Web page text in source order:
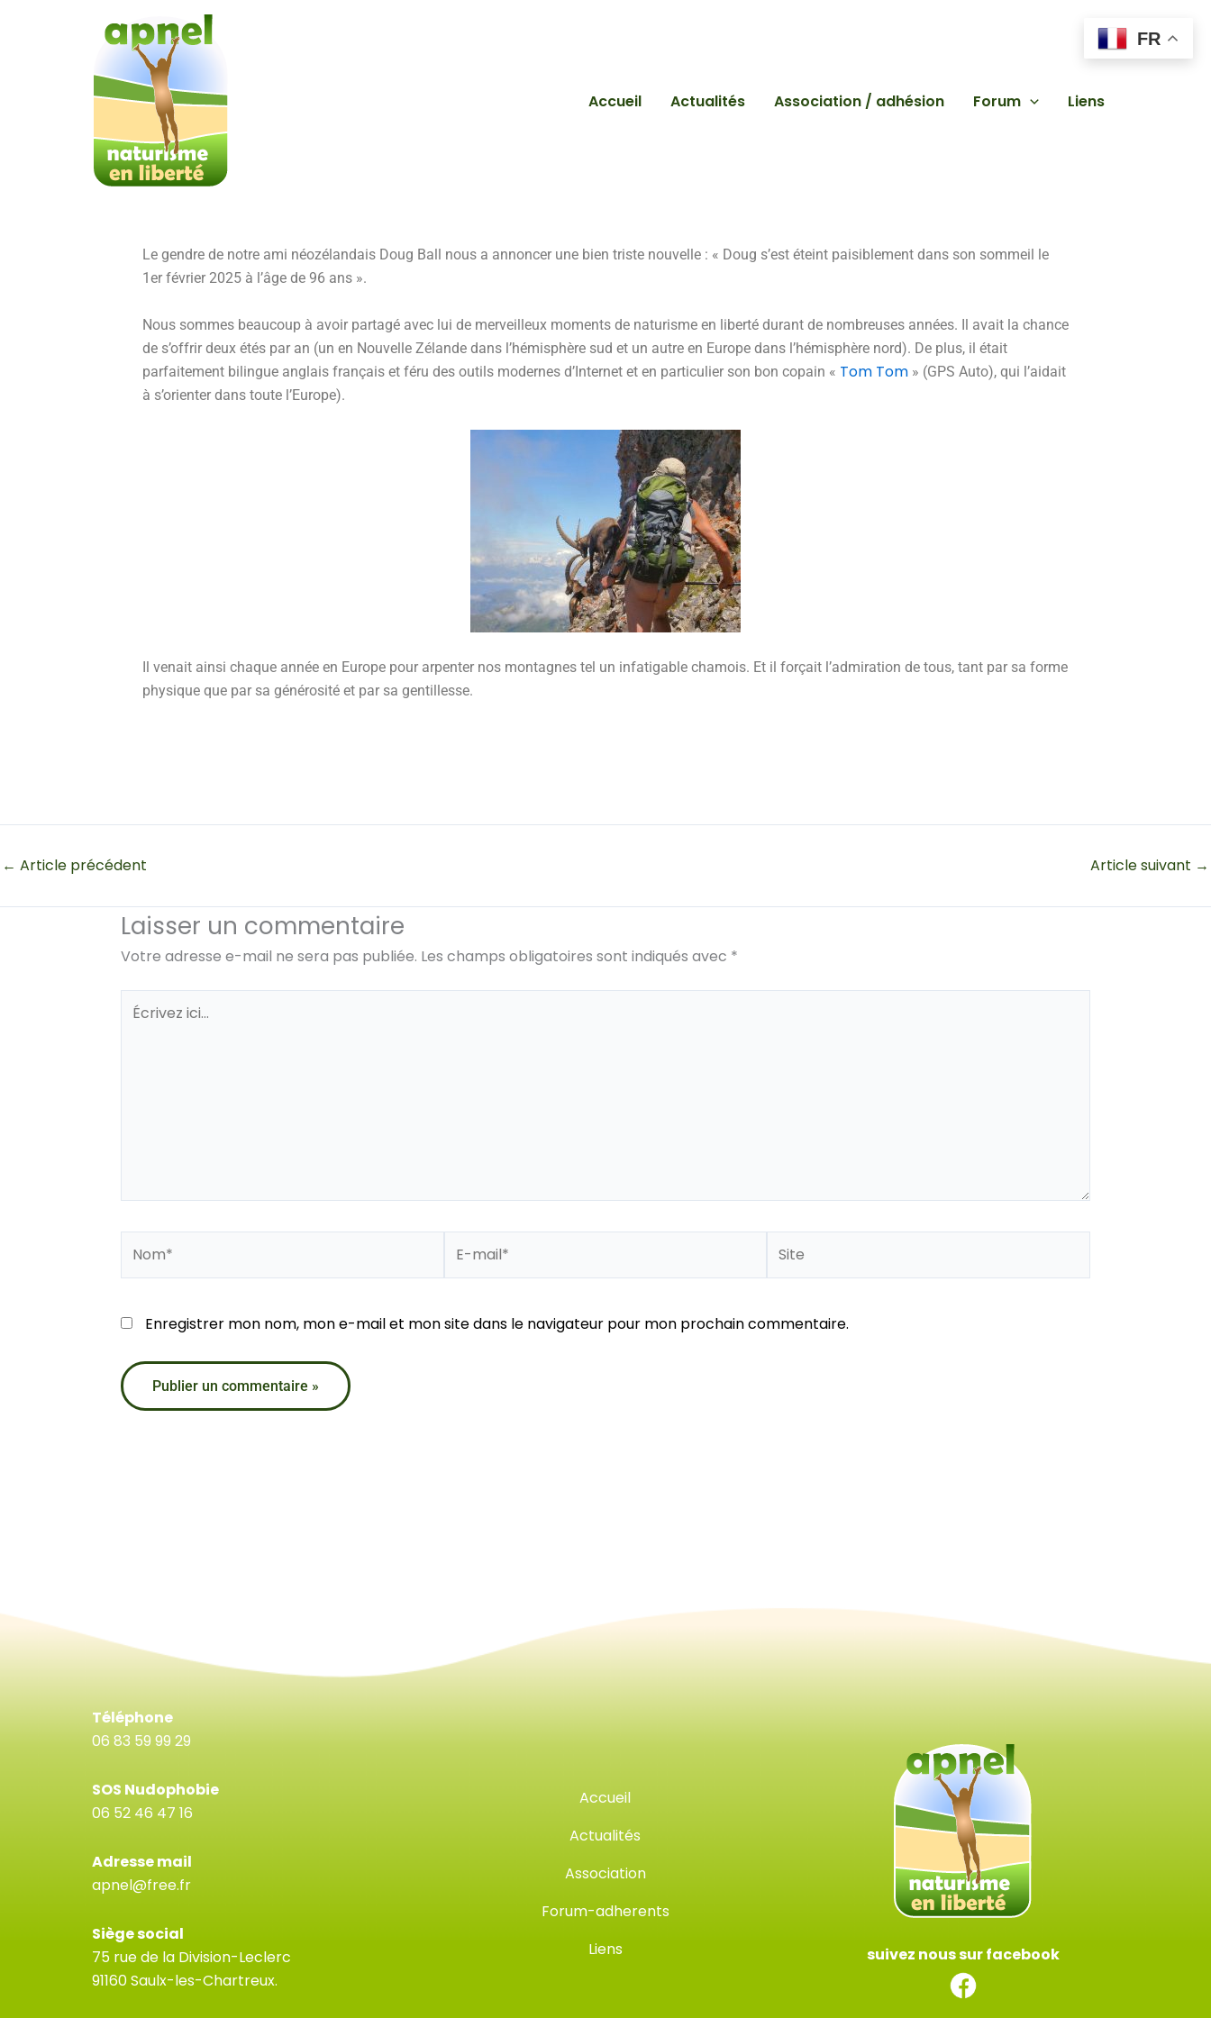
Accueil Actualités Association / adhésion Forum Liens
Le gendre de notre ami néozélandais Doug Ball nous a annoncer une bien triste nouvelle : « Doug s’est éteint paisiblement dans son sommeil le
1er février 2025 à l’âge de 96 ans ».
Nous sommes beaucoup à avoir partagé avec lui de merveilleux moments de naturisme en liberté durant de nombreuses années. Il avait la chance
de s’offrir deux étés par an (un en Nouvelle Zélande dans l’hémisphère sud et un autre en Europe dans l’hémisphère nord). De plus, il était
parfaitement bilingue anglais français et féru des outils modernes d’Internet et en particulier son bon copain « Tom Tom » (GPS Auto), qui l’aidait
à s’orienter dans toute l’Europe).
Il venait ainsi chaque année en Europe pour arpenter nos montagnes tel un infatigable chamois. Et il forçait l’admiration de tous, tant par sa forme
physique que par sa générosité et par sa gentillesse.
← Article précédent Article suivant →
Laisser un commentaire
Votre adresse e-mail ne sera pas publiée. Les champs obligatoires sont indiqués avec *
Écrivez
ici…
mail*
Enregistrer mon nom, mon e-mail et mon site dans le navigateur pour mon prochain commentaire.
Téléphone
06 83 59 99 29
SOS Nudophobie
06 52 46 47 16
Adresse mail
apnel@free.fr
Siège social
75 rue de la Division-Leclerc
91160 Saulx-les-Chartreux.
Accueil
Actualités
Association
Forum-adherents
Liens
suivez nous sur facebook
FR